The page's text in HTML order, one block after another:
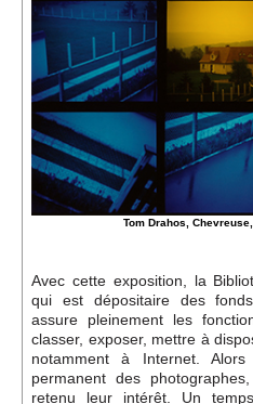
Tom Drahos,
Avec cette exposition, la
qui est dépositaire des
assure pleinement les
classer, exposer, mettre à
notamment à Internet.
permanent des
retenu leur intérêt. Un